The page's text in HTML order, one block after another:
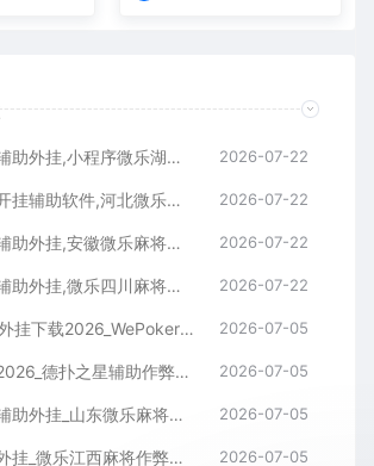
湖南微乐麻将辅助外挂,小程序微乐湖南麻将开挂辅助软件 2026-07-22
微乐河北麻将开挂辅助软件,河北微乐麻将小程序外挂 2026-07-22
微乐安徽麻将辅助外挂,安徽微乐麻将开挂辅助软件 2026-07-22
四川微乐麻将辅助外挂,微乐四川麻将小程序开挂辅助软件 2026-07-22
WePoker辅助外挂下载2026_WePoker微扑克透视作弊软件 2026-07-05
德扑之星外挂2026_德扑之星辅助作弊软件_德扑之星透视器下载 2026-07-05
微乐山东麻将辅助外挂_山东微乐麻将作弊软件透视下载 2026-07-05
微乐江西麻将外挂_微乐江西麻将作弊辅助软件 2026-07-05